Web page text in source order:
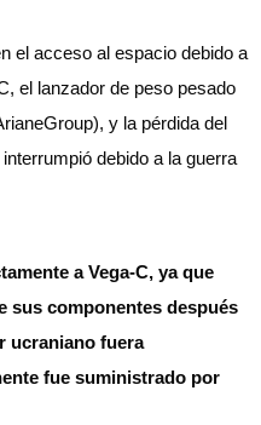
el acceso al espacio debido a
el lanzador de peso pesado
y la pérdida del
debido a la guerra
a Vega-C, ya que
sus componentes después
ucraniano fuera
fue suministrado por